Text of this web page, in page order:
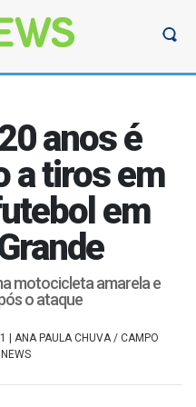
anos é
a tiros em
em
motocicleta amarela e
o ataque
| ANA PAULA CHUVA / CAMPO